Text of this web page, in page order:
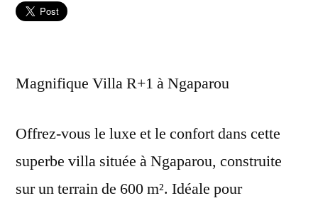
Magnifique Villa R+1 à Ngaparou
Offrez-vous le luxe et le confort dans cette
superbe villa située à Ngaparou, construite
sur un terrain de 600 m². Idéale pour